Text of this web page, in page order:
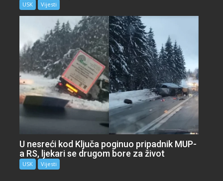
USK Vijesti
U nesreći kod Ključa poginuo pripadnik MUP-
a RS, ljekari se drugom bore za život
USK Vijesti